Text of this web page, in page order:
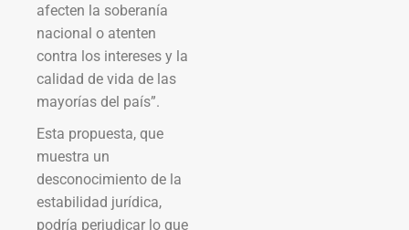
afecten la soberanía
nacional o atenten
contra los intereses y la
calidad de vida de las
mayorías del país”.
Esta propuesta, que
muestra un
desconocimiento de la
estabilidad jurídica,
podría perjudicar lo que